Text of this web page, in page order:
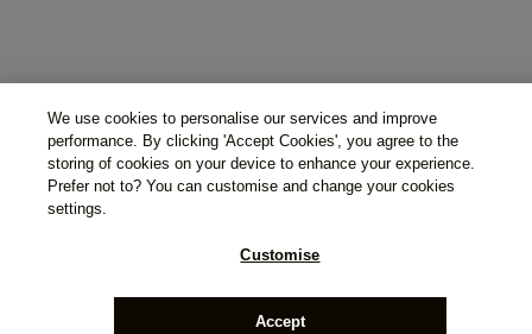
We use cookies to personalise our services and improve
performance. By clicking 'Accept Cookies', you agree to the
storing of cookies on your device to enhance your experience.
Prefer not to? You can customise and change your cookies
settings.
Customise
Accept